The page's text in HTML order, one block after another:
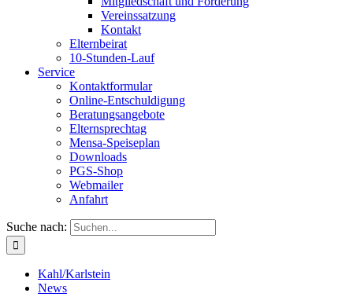
Vereinssatzung
Kontakt
Elternbeirat
10-Stunden-Lauf
Service
Kontaktformular
Online-Entschuldigung
Beratungsangebote
Elternsprechtag
Mensa-Speiseplan
Downloads
PGS-Shop
Webmailer
Anfahrt
Suche nach:
Kahl/Karlstein
News